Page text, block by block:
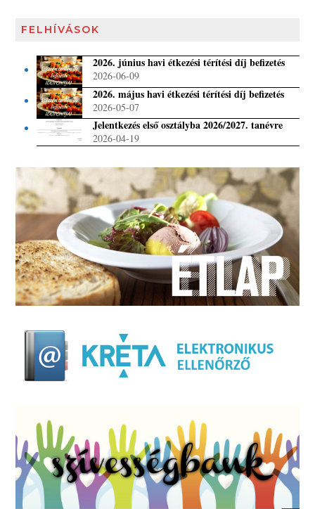
FELHÍVÁSOK
2026. június havi étkezési térítési díj befizetés
2026-06-09
2026. május havi étkezési térítési díj befizetés
2026-05-07
Jelentkezés első osztályba 2026/2027. tanévre
2026-04-19